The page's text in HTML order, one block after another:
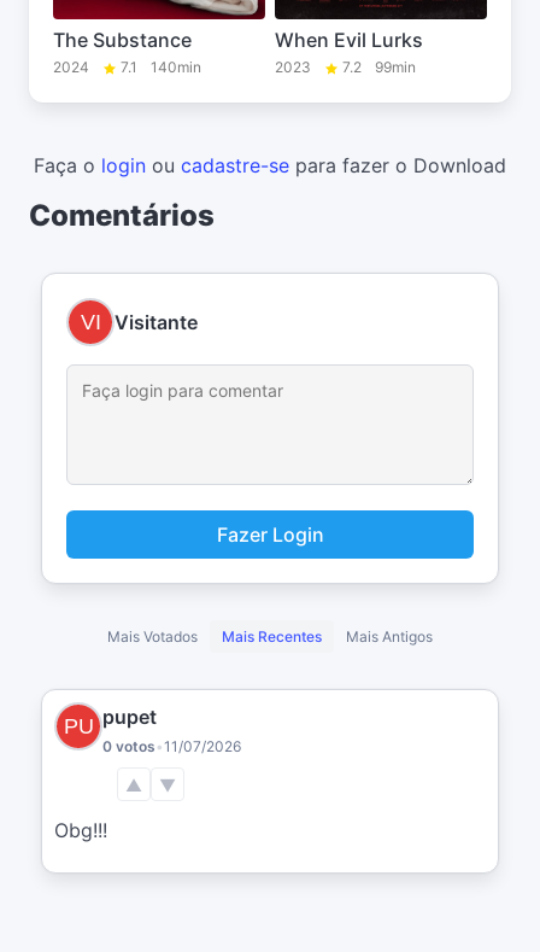
The Substance
2024 7.1 140min
When Evil Lurks
2023 7.2 99min
Faça o login ou cadastre-se para fazer o Download
Comentários
Visitante
Fazer Login
Mais Votados Mais Recentes Mais Antigos
pupet
0 votos •11/07/2026
▲ ▼
Obg!!!